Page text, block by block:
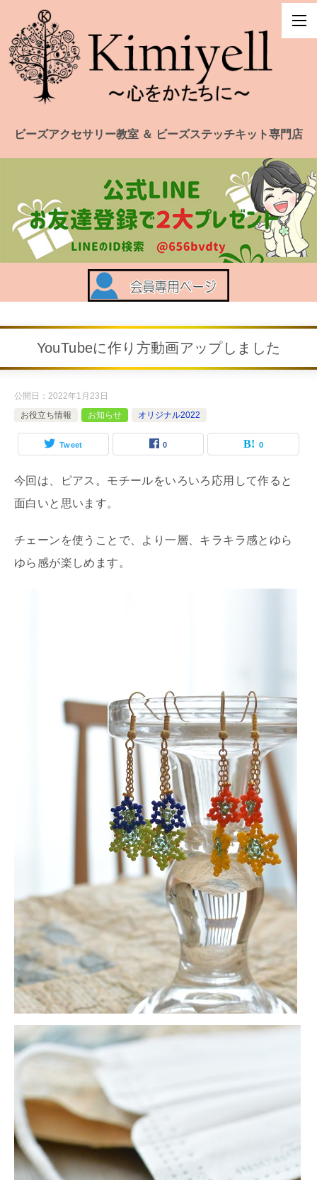
ビーズアクセサリー教室 ＆ ビーズステッチキット専門店
YouTubeに作り方動画アップしました
公開日： 2022年1月23日
お役立ち情報
お知らせ オリジナル2022
Tweet 0 0
今回は、ピアス。モチールをいろいろ応用して作ると
面白いと思います。
チェーンを使うことで、より一層、キラキラ感とゆら
ゆら感が楽しめます。